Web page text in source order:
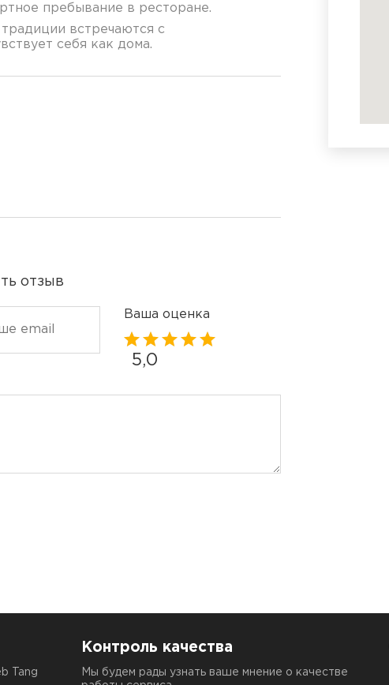
пребывание в ресторане.
встречаются с
себя как дома.
отзыв
Ваша оценка
5,0
Tang
Контроль качества
Мы будем рады узнать ваше мнение о качестве